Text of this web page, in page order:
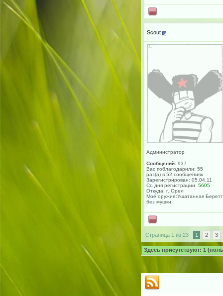
Scout
Администратор
Сообщений: 937
Вас поблагодарили: 55
раз(а) в 52 сообщениях
Зарегистрирован: 05.04.11
Со дня регистрации: 5605
Откуда: г. Орел
Моё оружие:Ушатанная
без мушки.
Страница 1 из 23 1 2 3
Здесь присутствуют: 1